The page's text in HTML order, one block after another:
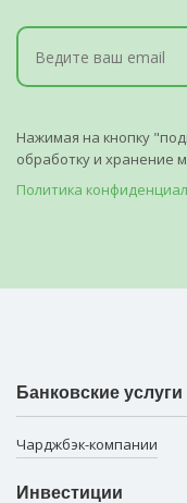
Нажимая на кнопку
обработку и хранение
Политика
Банковские услуги
Чарджбэк-компании
Инвестиции